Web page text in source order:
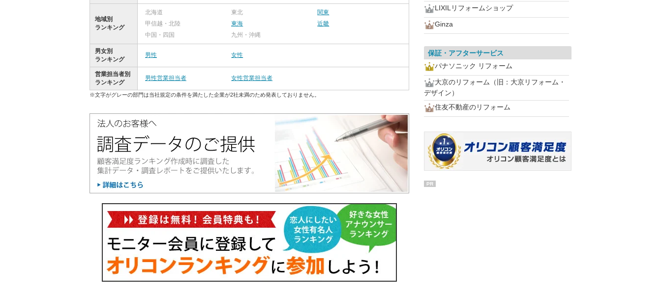
地域別
ランキング
北海道 東北
関東
甲信越・北陸
東海
近畿
中国・四国
九州・沖縄
男女別
ランキング
男性 女性
営業担当者別
ランキング
男性営業担当者 女性営業担当者
※文字がグレーの部門は当社規定の条件を満たした企業が2社未満のため発表しておりません。
LIXILリフォームショップ
Ginza
保証・アフターサービス
パナソニック リフォーム
大京のリフォーム（旧：大京リフォーム・
デザイン）
住友不動産のリフォーム
PR